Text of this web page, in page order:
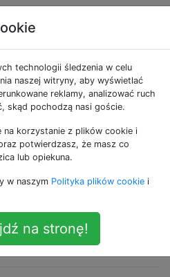
Tagi
z
Play
z
technologii śledzenia w celu
naszej witryny, aby wyświetlać
reklamy, analizować ruch
skąd pochodzą nasi goście.
na korzystanie z plików cookie i
potwierdzasz, że masz co
lub opiekuna.
w naszym Polityka plików cookie i
na stronę!